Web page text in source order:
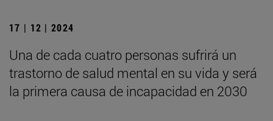
17 | 12 | 2024
Una de cada cuatro personas sufrirá un
trastorno de salud mental en su vida y será
la primera causa de incapacidad en 2030